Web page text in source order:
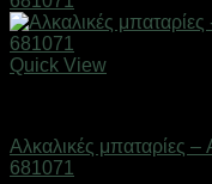
Quick View
Αλκαλικές μπαταρίες
681071